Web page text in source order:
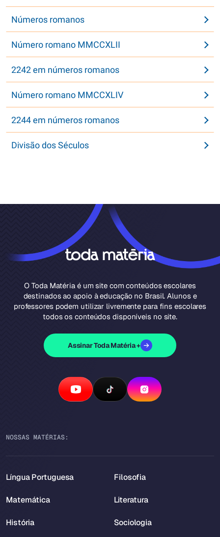
Números romanos
Número romano MMCCXLII
2242 em números romanos
Número romano MMCCXLIV
2244 em números romanos
Divisão dos Séculos
O Toda Matéria é um site com conteúdos escolares
destinados ao apoio à educação no Brasil. Alunos e
professores podem utilizar livremente para fins escolares
todos os conteúdos disponíveis no site.
Assinar Toda Matéria +
NOSSAS MATÉRIAS:
Língua Portuguesa
Matemática
História
Filosofia
Literatura
Sociologia